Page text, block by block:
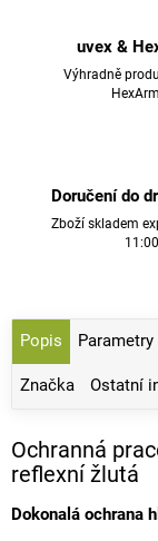
uvex &
Výhradně
Doručení do
Zboží skladem
11:00
Popis
Značka Ostatní
Ochranná
reflexní žlutá
Dokonalá ochrana